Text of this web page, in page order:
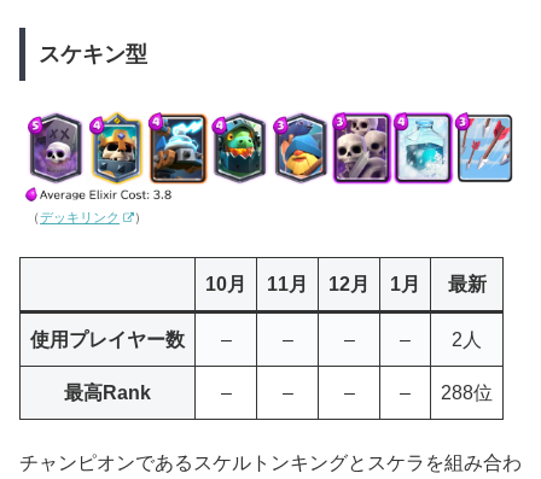
スケキン型
（デッキリンク ）
10月 11月 12月 1月 最新
使用プレイヤー数 – – – – 2人
最高Rank – – – – 288位
チャンピオンであるスケルトンキングとスケラを組み合わ